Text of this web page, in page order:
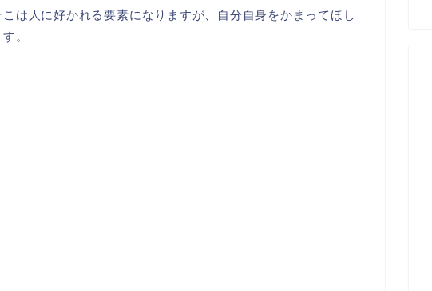
は人に好かれる要素になりますが、自分自身をかまってほし
。